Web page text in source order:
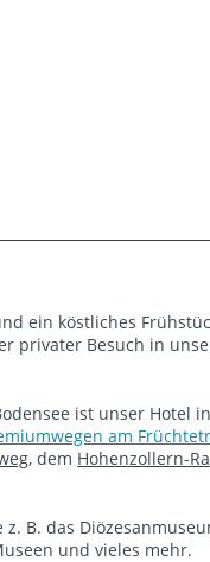
ein köstliches
privater Besuch in
ist unser Hotel
am
, dem Hohenzollern-
B. das
und vieles mehr.